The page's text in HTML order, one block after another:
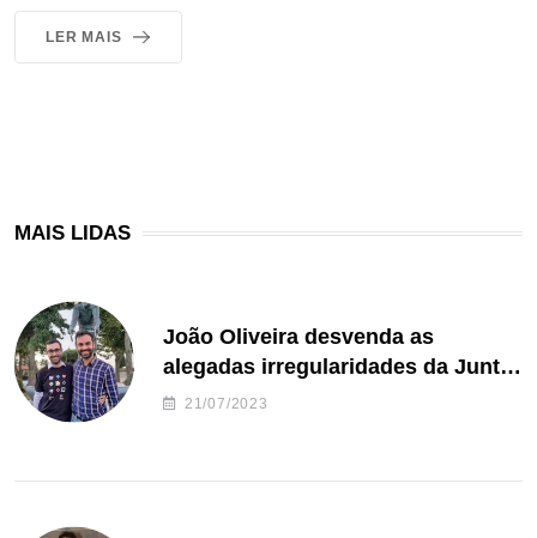
LER MAIS
MAIS LIDAS
João Oliveira desvenda as
alegadas irregularidades da Junta
de Freguesia S. João de Ver
21/07/2023